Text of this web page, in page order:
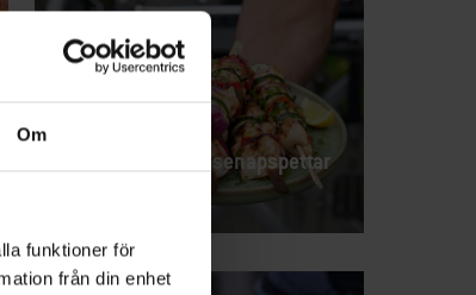
Om
funktioner för
från din enhet
Klibbiga honung-senapspettar